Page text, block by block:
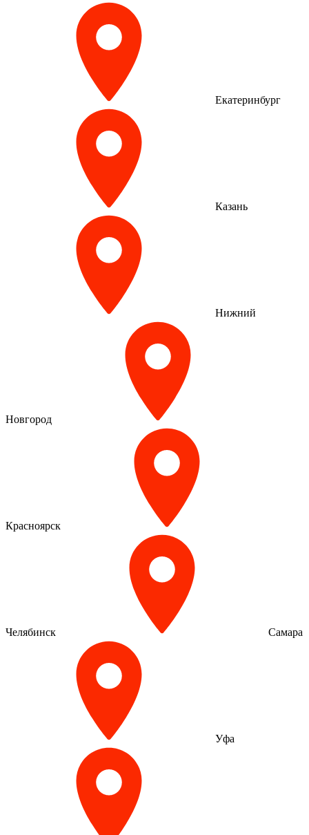
Екатеринбург
Казань
Нижний
Новгород
Красноярск
Челябинск Самара
Уфа